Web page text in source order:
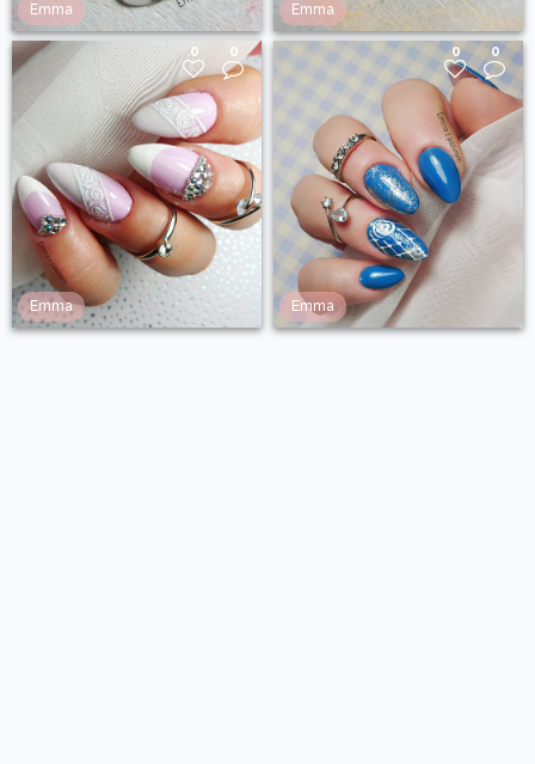
Emma Emma
0 0
Emma
0 0
Emma